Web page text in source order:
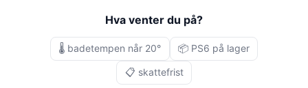
Hva venter du på?
🌡️ badetempen når 20° 📦 PS6 på lager
📋 skattefrist